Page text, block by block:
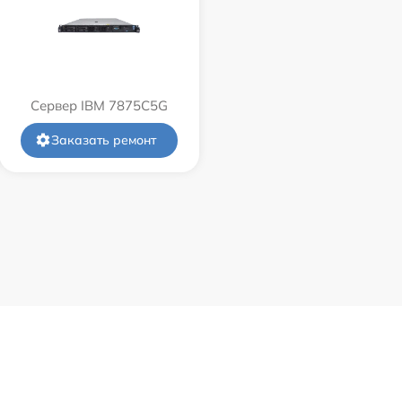
Сервер IBM 7875C5G
Заказать ремонт